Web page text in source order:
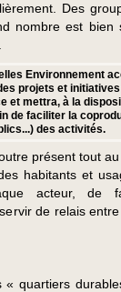
Des
nombre est bien
Environnement
projets et
et mettra, à la
de faciliter la
des activités.
présent tout
habitants et
acteur, de
de relais
quartiers